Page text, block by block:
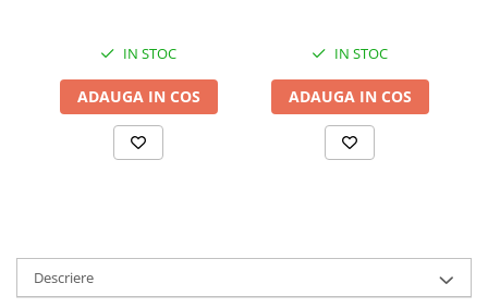
IN STOC
ADAUGA IN COS
IN STOC
ADAUGA IN COS
Descriere